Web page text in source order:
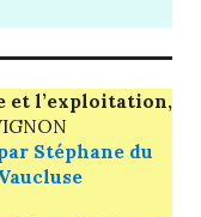
et l’exploitation,
Stéphane du